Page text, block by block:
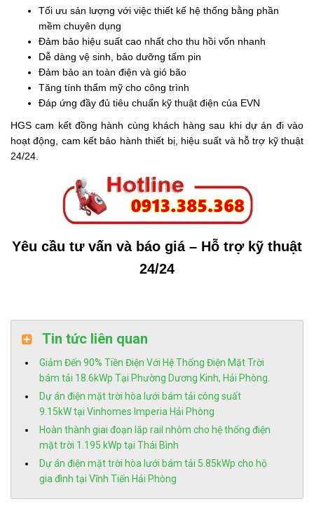
Tối ưu sản lượng với việc thiết kế hệ thống bằng phần
mềm chuyên dụng
Đảm bảo hiệu suất cao nhất cho thu hồi vốn nhanh
Dễ dàng vệ sinh, bảo dưỡng tấm pin
Đảm bảo an toàn điện và gió bão
Tăng tính thẩm mỹ cho công trình
Đáp ứng đầy đủ tiêu chuẩn kỹ thuật điện của EVN
HGS cam kết đồng hành cùng khách hàng sau khi dự án đi vào
hoạt động, cam kết bảo hành thiết bị, hiệu suất và hỗ trợ kỹ thuật
24/24.
Yêu cầu tư vấn và báo giá – Hỗ trợ kỹ thuật
24/24
Tin tức liên quan
Giảm Đến 90% Tiền Điện Với Hệ Thống Điện Mặt Trời
bám tải 18.6kWp Tại Phường Dương Kinh, Hải Phòng.
Dự án điện mặt trời hòa lưới bám tải công suất
9.15kW tại Vinhomes Imperia Hải Phòng
Hoàn thành giai đoạn lắp rail nhôm cho hệ thống điện
mặt trời 1.195 kWp tại Thái Bình
Dự án điện mặt trời hòa lưới bám tải 5.85kWp cho hộ
gia đình tại Vĩnh Tiến Hải Phòng